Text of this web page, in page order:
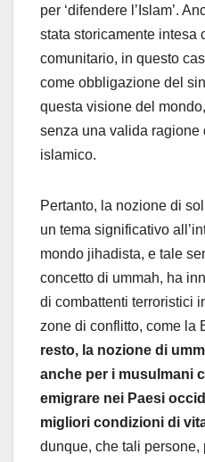
per ‘difendere l’Islam’.
stata storicamente intesa
comunitario, in questo
come obbligazione del
questa visione del
senza una valida ragione
islamico.
Pertanto, la nozione di
un tema significativo
mondo jihadista, e tale
concetto di ummah, ha
di combattenti terroristici
zone di conflitto, come la
resto, la nozione di
anche per i musulmani
emigrare nei Paesi
migliori condizioni di
dunque, che tali persone,